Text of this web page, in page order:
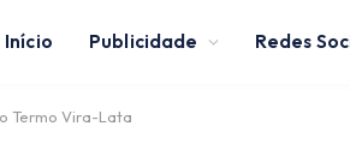
Início Publicidade Redes
Termo Vira-Lata